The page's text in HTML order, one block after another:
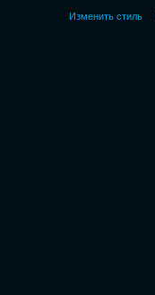
Изменить стиль